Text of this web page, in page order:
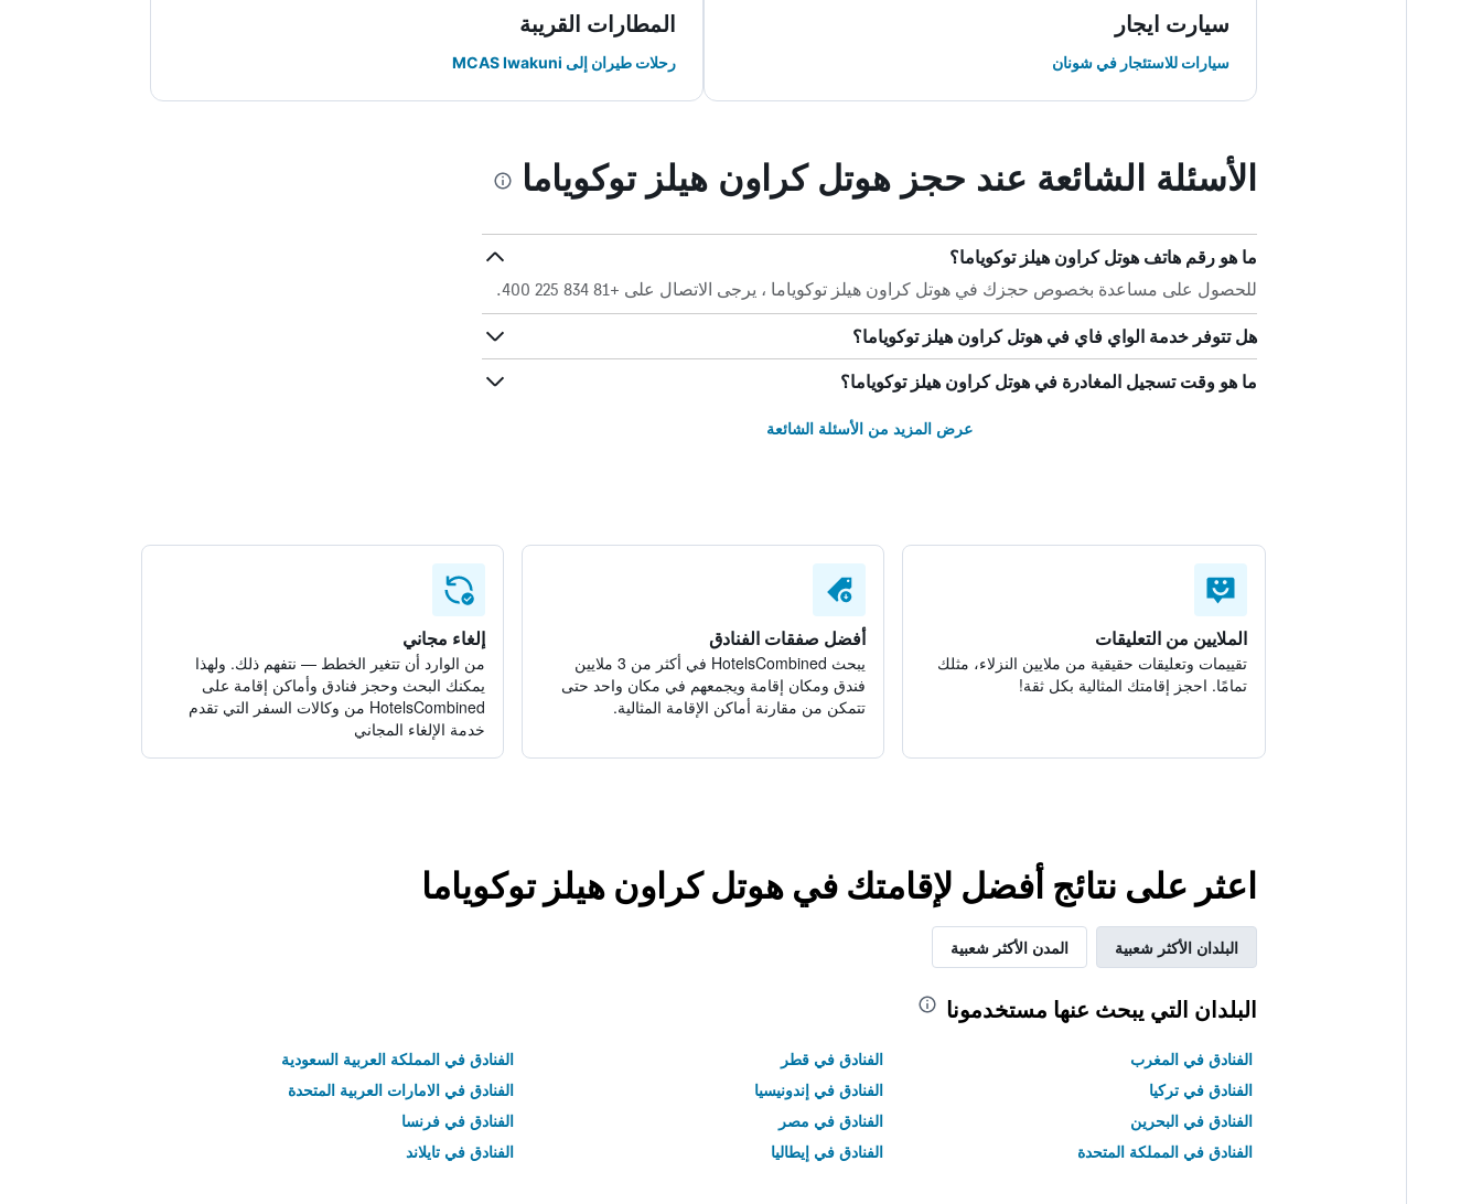
سيارت ايجار
سيارات للاستئجار في شونان
المطارات القريبة
رحلات طيران إلى MCAS Iwakuni
الأسئلة الشائعة عند حجز هوتل كراون هيلز توكوياما
ما هو رقم هاتف هوتل كراون هيلز توكوياما؟
للحصول على مساعدة بخصوص حجزك في هوتل كراون هيلز توكوياما ، يرجى الاتصال على +81 834 225 400.
هل تتوفر خدمة الواي فاي في هوتل كراون هيلز توكوياما؟
ما هو وقت تسجيل المغادرة في هوتل كراون هيلز توكوياما؟
عرض المزيد من الأسئلة الشائعة
الملايين من التعليقات
تقييمات وتعليقات حقيقية من ملايين النزلاء، مثلك
تمامًا. احجز إقامتك المثالية بكل ثقة!
أفضل صفقات الفنادق
يبحث HotelsCombined في أكثر من 3 ملايين
فندق ومكان إقامة ويجمعهم في مكان واحد حتى
تتمكن من مقارنة أماكن الإقامة المثالية.
إلغاء مجاني
من الوارد أن تتغير الخطط — نتفهم ذلك. ولهذا
يمكنك البحث وحجز فنادق وأماكن إقامة على
HotelsCombined من وكالات السفر التي تقدم
خدمة الإلغاء المجاني
اعثر على نتائج أفضل لإقامتك في هوتل كراون هيلز توكوياما
البلدان الأكثر شعبية المدن الأكثر شعبية
البلدان التي يبحث عنها مستخدمونا
الفنادق في المغرب الفنادق في قطر
الفنادق في المملكة العربية السعودية
الفنادق في تركيا
الفنادق في إندونيسيا
الفنادق في الامارات العربية المتحدة
الفنادق في البحرين
الفنادق في مصر
الفنادق في فرنسا
الفنادق في المملكة المتحدة
الفنادق في إيطاليا الفنادق في تايلاند